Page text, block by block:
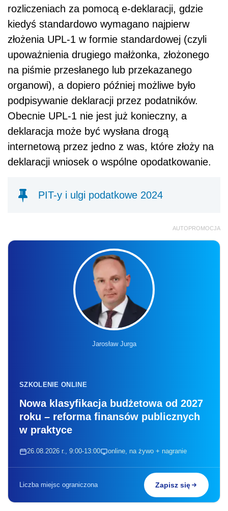
rozliczeniach za pomocą e-deklaracji, gdzie
kiedyś standardowo wymagano najpierw
złożenia UPL-1 w formie standardowej (czyli
upoważnienia drugiego małżonka, złożonego
na piśmie przesłanego lub przekazanego
organowi), a dopiero później możliwe było
podpisywanie deklaracji przez podatników.
Obecnie UPL-1 nie jest już konieczny, a
deklaracja może być wysłana drogą
internetową przez jedno z was, które złoży na
deklaracji wniosek o wspólne opodatkowanie.
PIT-y i ulgi podatkowe 2024
AUTOPROMOCJA
Jarosław Jurga
SZKOLENIE ONLINE
Nowa klasyfikacja budżetowa od 2027
roku – reforma finansów publicznych
w praktyce
26.08.2026 r., 9:00-13:00 online, na żywo + nagranie
Liczba miejsc ograniczona Zapisz się